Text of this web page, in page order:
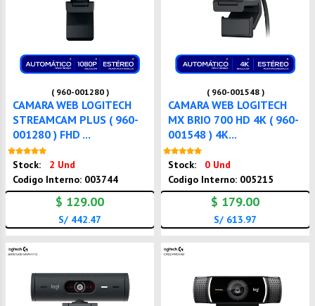
( 960-001280 )
CAMARA WEB LOGITECH
STREAMCAM PLUS ( 960-
001280 ) FHD ...
Stock:
2 Und
Codigo Interno: 003744
$ 129.00
S/ 442.47
( 960-001548 )
CAMARA WEB LOGITECH
MX BRIO 700 HD 4K ( 960-
001548 ) 4K...
Stock:
0 Und
Codigo Interno: 005215
$ 179.00
S/ 613.97